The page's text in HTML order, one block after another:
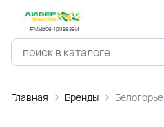
#МыВсёПривезем
Главная Бренды Белогорье